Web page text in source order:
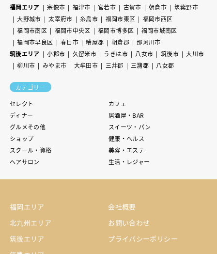
福岡エリア
宗像市 福津市 宮若市 古賀市 朝倉市
筑紫野市
大野城市
太宰府市 糸島市 福岡市東区
福岡市西区
福岡市南区
福岡市中央区 福岡市博多区
福岡市城南区
福岡市早良区
春日市 糟屋郡 朝倉郡
那珂川市
筑後エリア
小郡市 久留米市 うきは市 八女市 筑後市
大川市
柳川市
みやま市 大牟田市 三井郡 三潴郡 八女郡
カテゴリー
セレクト
カフェ
ディナー
居酒屋・BAR
グルメその他
スイーツ・パン
ショップ
健康・ヘルス
スクール・資格
美容・エステ
ヘアサロン
生活・レジャー
福岡エリア
北九州エリア
筑後エリア
会社概要
お問い合わせ
プライバシーポリシー